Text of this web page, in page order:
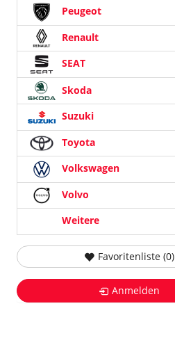
Peugeot
Renault
SEAT
Skoda
Suzuki
Toyota
Volkswagen
Volvo
Weitere
Favoritenliste (0)
Anmelden